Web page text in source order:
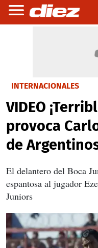
INTERNACIONALES
VIDEO
provoca
de
El delantero del Boca
espantosa al jugador
Juniors